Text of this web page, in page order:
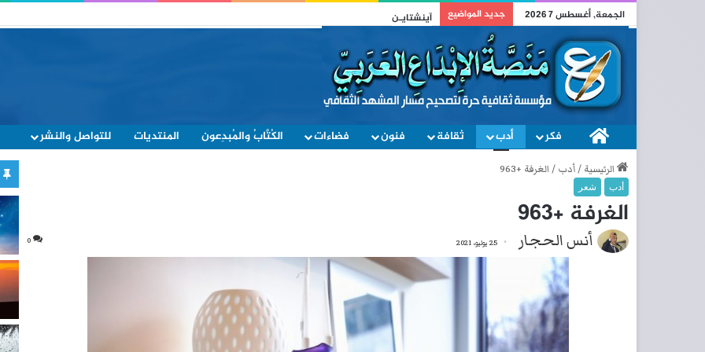
الجمعة, أغسطس 7 2026 جديد المواضيع وطني
الصفحة الرئيسية
فكر أدب ثقافة فنون فضاءات الكُتَّابُ والمُبدِعون المنتديات للتواصل والنشر
الرئيسية /أدب /الغرفة +963
أدب شعر
الغرفة +963
أنس الحجار 25 يوليو، 2021 0